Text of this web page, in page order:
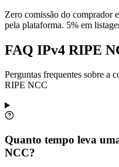
Zero comissão do comprador
pela plataforma. 5% em
FAQ IPv4 RIPE
Perguntas frequentes sobre a
RIPE NCC
Quanto tempo leva
NCC?